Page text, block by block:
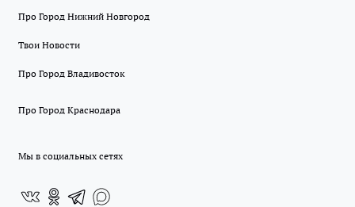
Про Город Нижний Новгород
Твои Новости
Про Город Владивосток
Про Город Краснодара
Мы в социальных сетях